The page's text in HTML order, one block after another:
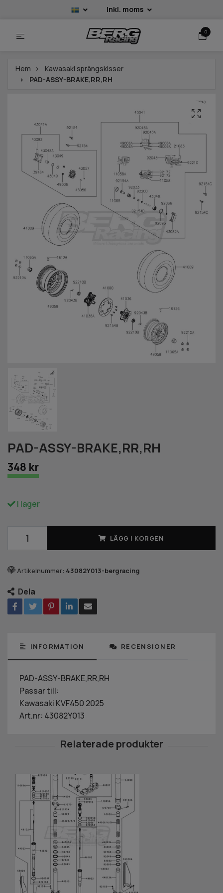
Inkl. moms
0
Hem
Kawasaki sprängskisser
PAD-ASSY-BRAKE,RR,RH
PAD-ASSY-BRAKE,RR,RH
348 kr
I lager
LÄGG I KORGEN
Artikelnummer: 43082Y013-bergracing
Dela
INFORMATION RECENSIONER
PAD-ASSY-BRAKE,RR,RH
Passar till:
Kawasaki KVF450 2025
Art.nr: 43082Y013